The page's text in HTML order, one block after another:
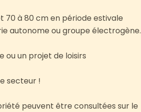
70 à 80 cm en période estivale
autonome ou groupe électrogène.
ou un projet de loisirs
secteur !
peuvent être consultées sur le